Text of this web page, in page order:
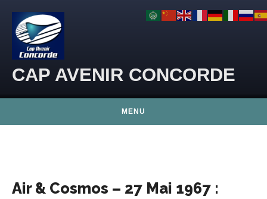
CAP AVENIR CONCORDE
MENU
Air & Cosmos – 27 Mai 1967 :